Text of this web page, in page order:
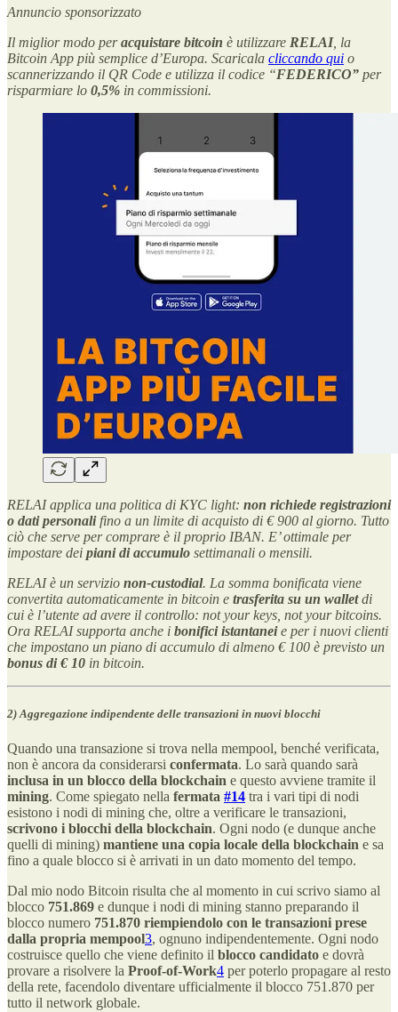
Annuncio sponsorizzato
Il miglior modo peracquistare bitcoin è utilizzare RELAI, la
Bitcoin App più semplice d’Europa. Scaricala cliccando qui o
scannerizzando il QR Code e utilizza il codice “FEDERICO” per
risparmiare lo 0,5% in commissioni.
RELAI applica una politica di KYC light: non richiede registrazioni
o dati personalifino a un limite di acquisto di € 900 al giorno. Tutto
ciò che serve per comprare è il proprio IBAN. E’ ottimale per
impostare dei piani di accumulo settimanali o mensili.
RELAI è un servizio non-custodial. La somma bonificata viene
convertita automaticamente in bitcoin e trasferita su un walletdi
cui è l’utente ad avere il controllo: not your keys, not your bitcoins.
Ora RELAI supporta anche i bonifici istantaneie per i nuovi clienti
che impostano un piano di accumulo di almeno € 100 è previsto un
bonus di € 10 in bitcoin.
2) Aggregazione indipendente delle transazioni in nuovi blocchi
Quando una transazione si trova nella mempool, benché verificata,
non è ancora da considerarsi confermata. Lo sarà quando sarà
inclusa in un blocco della blockchain e questo avviene tramite il
mining. Come spiegato nella fermata #14 tra i vari tipi di nodi
esistono i nodi di mining che, oltre a verificare le transazioni,
scrivono i blocchi della blockchain. Ogni nodo (e dunque anche
quelli di mining) mantiene una copia locale della blockchain e sa
fino a quale blocco si è arrivati in un dato momento del tempo.
Dal mio nodo Bitcoin risulta che al momento in cui scrivo siamo al
blocco 751.869 e dunque i nodi di mining stanno preparando il
blocco numero 751.870 riempiendolo con le transazioni prese
dalla propria mempool3, ognuno indipendentemente. Ogni nodo
costruisce quello che viene definito il blocco candidato e dovrà
provare a risolvere la Proof-of-Work4 per poterlo propagare al resto
della rete, facendolo diventare ufficialmente il blocco 751.870 per
tutto il network globale.